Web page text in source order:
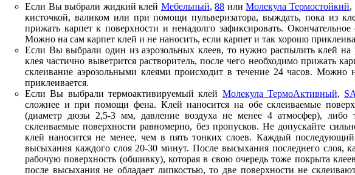
Если Вы выбрали жидкий клей Мебельный,88 илиМолекула Термостойкий,
кисточкой, валиком или при помощи пульверизатора, выждать, пока из
прижать карпет к поверхности и ненадолго зафиксировать.
Можно на сам карпет клей и не наносить, если карпет и так хорошо
Если Вы выбрали один из аэрозольных клеев, то нужно распылить клей
клея частично выветрится растворитель, после чего необходимо прижать
склеивание аэрозольными клеями происходит в течение 24 часов.
приклеивается.
Если Вы выбрали термоактивируемый клей Молекула ТермоАктивный,
сложнее и при помощи фена. Клей наносится на обе склеиваемые
(диаметр дюзы 2,5-3 мм, давление воздуха не менее 4 атмосфер), либо
склеиваемые поверхности равномерно, без пропусков. Не допускайте
клей наносится не менее, чем в пять тонких слоев. Каждый
высыхания каждого слоя 20-30 минут. После высыхания последнего слоя,
рабочую поверхность (обшивку), которая в свою очередь тоже покрыта
после высыхания не обладает липкостью, то две поверхности не